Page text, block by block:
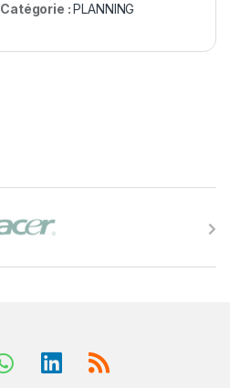
Catégorie :PLANNING